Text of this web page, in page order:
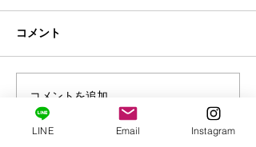
リジェニティ FK(不死化)
スカルプ 【Darwin】～
2026年3月取扱販売～
コメント
コメントを追加…
LINE Email Instagram